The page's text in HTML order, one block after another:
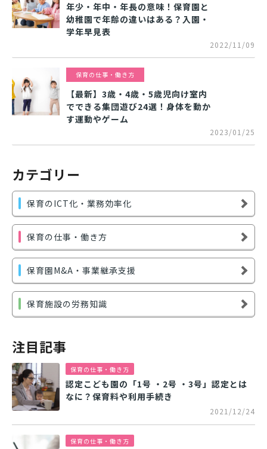
年少・年中・年長の意味！保育園と
幼稚園で年齢の違いはある？入園・
学年早見表
2022/11/09
保育の仕事・働き方
【最新】3歳・4歳・5歳児向け室内
でできる集団遊び24選！身体を動か
す運動やゲーム
2023/01/25
カテゴリー
保育のICT化・業務効率化
保育の仕事・働き方
保育園M&A・事業継承支援
保育施設の労務知識
注目記事
保育の仕事・働き方
認定こども園の「1号 ・2号 ・3号」認定とは
なに？保育料や利用手続き
2021/12/24
保育の仕事・働き方